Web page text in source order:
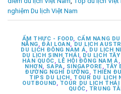
nghiệm Du lịch Việt Nam
ẨM THỰC - FOOD, CẨM NANG DU
NẴNG, ĐÀI LOAN , DU LỊCH
DU LỊCH ĐÔNG NAM Á, DU LỊCH
DU LỊCH SINH THÁI , DU LỊCH
HÀN QUỐC, LỄ HỘI ĐÔNG NAM Á,
NHƠN , SAPA, SINGAPORE, TÂY
ĐƯỜNG NGHỈ DƯỠNG, THIÊN
TIPS DU LỊCH , TOUR DU LỊCH
OUTBOUND, TOUR DU LỊCH THÁI
QUỐC, TRUNG